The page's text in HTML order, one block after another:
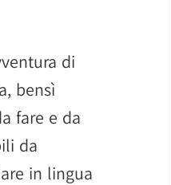
di
bensì
fare e da
da
in lingua